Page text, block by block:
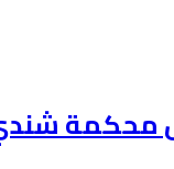
محكمة